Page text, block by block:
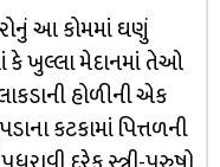
આ કોમમાં ઘણું
કે ખુલ્લા મેદાનમાં તેઓ
હોળીની એક
કટકામાં પિત્તળની